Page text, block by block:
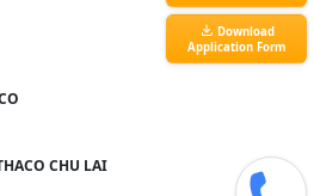
CHU LAI
Download
Application Form